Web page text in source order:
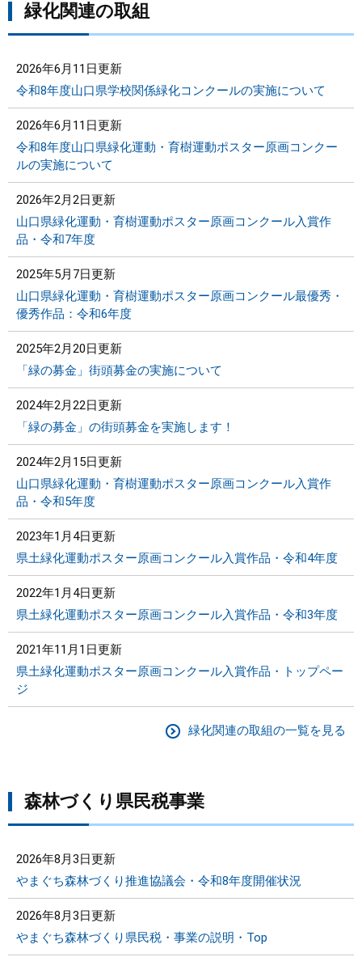
緑化関連の取組
2026年6月11日更新
令和8年度山口県学校関係緑化コンクールの実施について
2026年6月11日更新
令和8年度山口県緑化運動・育樹運動ポスター原画コンクー
ルの実施について
2026年2月2日更新
山口県緑化運動・育樹運動ポスター原画コンクール入賞作
品・令和7年度
2025年5月7日更新
山口県緑化運動・育樹運動ポスター原画コンクール最優秀・
優秀作品：令和6年度
2025年2月20日更新
「緑の募金」街頭募金の実施について
2024年2月22日更新
「緑の募金」の街頭募金を実施します！
2024年2月15日更新
山口県緑化運動・育樹運動ポスター原画コンクール入賞作
品・令和5年度
2023年1月4日更新
県土緑化運動ポスター原画コンクール入賞作品・令和4年度
2022年1月4日更新
県土緑化運動ポスター原画コンクール入賞作品・令和3年度
2021年11月1日更新
県土緑化運動ポスター原画コンクール入賞作品・トップペー
ジ
緑化関連の取組の一覧を見る
森林づくり県民税事業
2026年8月3日更新
やまぐち森林づくり推進協議会・令和8年度開催状況
2026年8月3日更新
やまぐち森林づくり県民税・事業の説明・Top